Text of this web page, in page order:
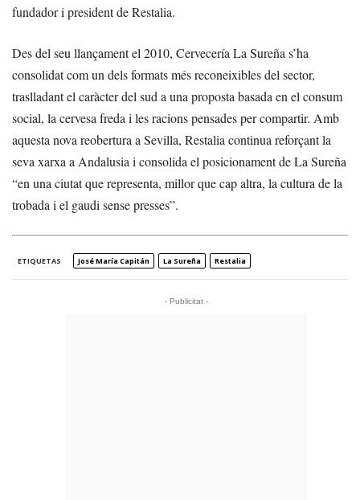
fundador i president de Restalia.
Des del seu llançament el 2010, Cervecería La Sureña s’ha
consolidat com un dels formats més reconeixibles del sector,
traslladant el caràcter del sud a una proposta basada en el consum
social, la cervesa freda i les racions pensades per compartir. Amb
aquesta nova reobertura a Sevilla, Restalia continua reforçant la
seva xarxa a Andalusia i consolida el posicionament de La Sureña
“en una ciutat que representa, millor que cap altra, la cultura de la
trobada i el gaudi sense presses”.
ETIQUETAS José María Capitán La Sureña Restalia
- Publicitat -